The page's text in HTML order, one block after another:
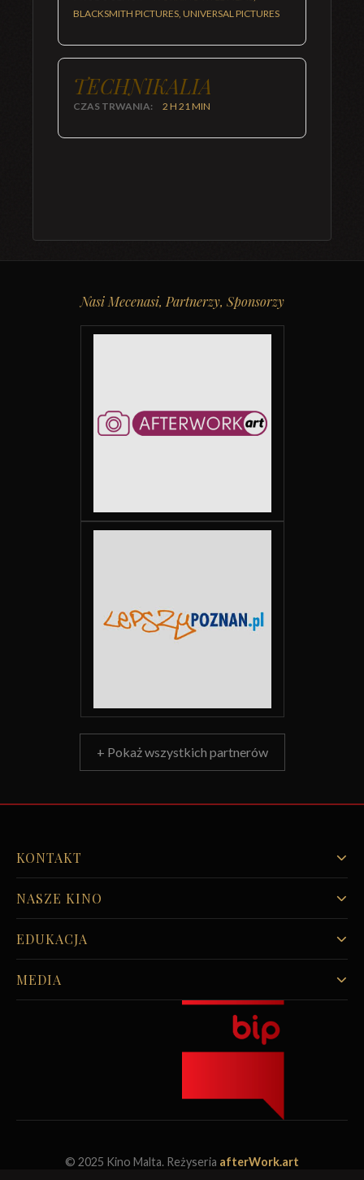
BLACKSMITH PICTURES, UNIVERSAL PICTURES
TECHNIKALIA
CZAS TRWANIA: 2 H 21 MIN
Nasi Mecenasi, Partnerzy, Sponsorzy
+ Pokaż wszystkich partnerów
KONTAKT
NASZE KINO
EDUKACJA
MEDIA
© 2025 Kino Malta. Reżyseria afterWork.art